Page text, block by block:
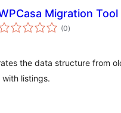
Migration Tool
(0αξιολογήσεις
σύνολο
)
the data structure from
listings.